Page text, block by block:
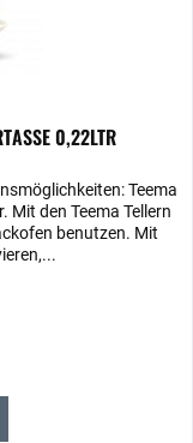
0,22LTR
Teema
Mit den Teema­ Tellern
benutzen. Mit